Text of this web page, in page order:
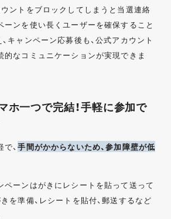
ントをブロックしてしまうと当選連絡
ーンを使い長くユーザーを確保すること
キャンペーン応募後も、公式アカウント
的なコミュニケーションが実現できま
ホ一つで完結！手軽に参加で
、手間がかからないため、参加障壁が低
ペーンはがきにレシートを貼って送って
を準備、レシートを貼付、郵送するなど